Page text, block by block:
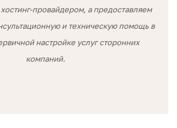
провайдером, а предоставляем
и техническую помощь в
настройке услуг сторонних
компаний.